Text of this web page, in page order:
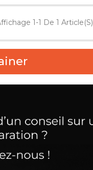
1-1 De 1 Article(s)